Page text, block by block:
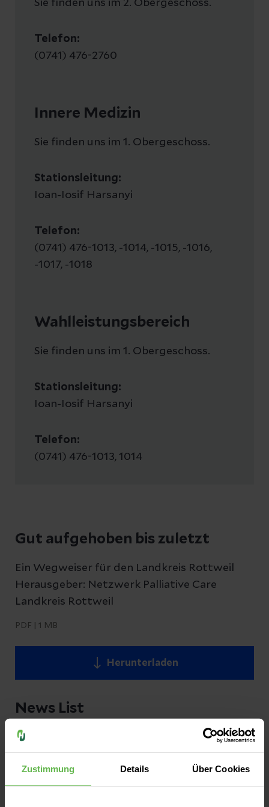
Zustimmung Details Über Cookies
im Haus eine besondere Betreuung:
Spezialisten des Bereiches Spezielle
sollen Sie so wenig Schmerzen wie
Beratung zu weiteren
Versorgungsmöglichkeiten
Klinik
Sie finden uns im 2. Obergeschoss.
Telefon:
(0741) 476-2760
Innere Medizin
Sie finden uns im 1. Obergeschoss.
Stationsleitung:
Ioan-Iosif Harsanyi
Telefon:
(0741) 476-1013, -1014, -1015, -1016,
-1017, -1018
Wahlleistungsbereich
Sie finden uns im 1. Obergeschoss.
Stationsleitung:
Ioan-Iosif Harsanyi
Telefon:
(0741) 476-1013, 1014
Gut aufgehoben bis zuletzt
Ein Wegweiser für den Landkreis Rottweil
Herausgeber: Netzwerk Palliative Care
Landkreis Rottweil
PDF 1 MB
Herunterladen
News List